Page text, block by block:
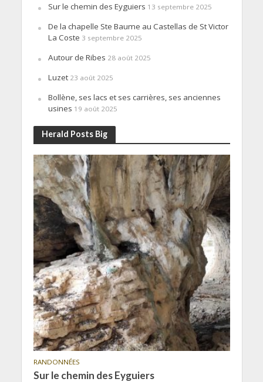
Sur le chemin des Eyguiers 13 septembre 2025
De la chapelle Ste Baume au Castellas de St Victor
La Coste 3 septembre 2025
Autour de Ribes 28 août 2025
Luzet 23 août 2025
Bollène, ses lacs et ses carrières, ses anciennes
usines 19 août 2025
Herald Posts Big
RANDONNÉES
Sur le chemin des Eyguiers